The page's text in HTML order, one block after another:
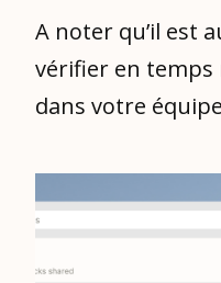
A noter qu’il est
vérifier en temps
dans votre